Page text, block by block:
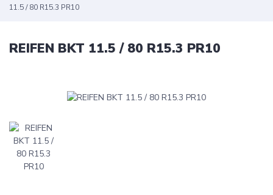
11.5 / 80 R15.3 PR10
REIFEN BKT 11.5 / 80 R15.3 PR10